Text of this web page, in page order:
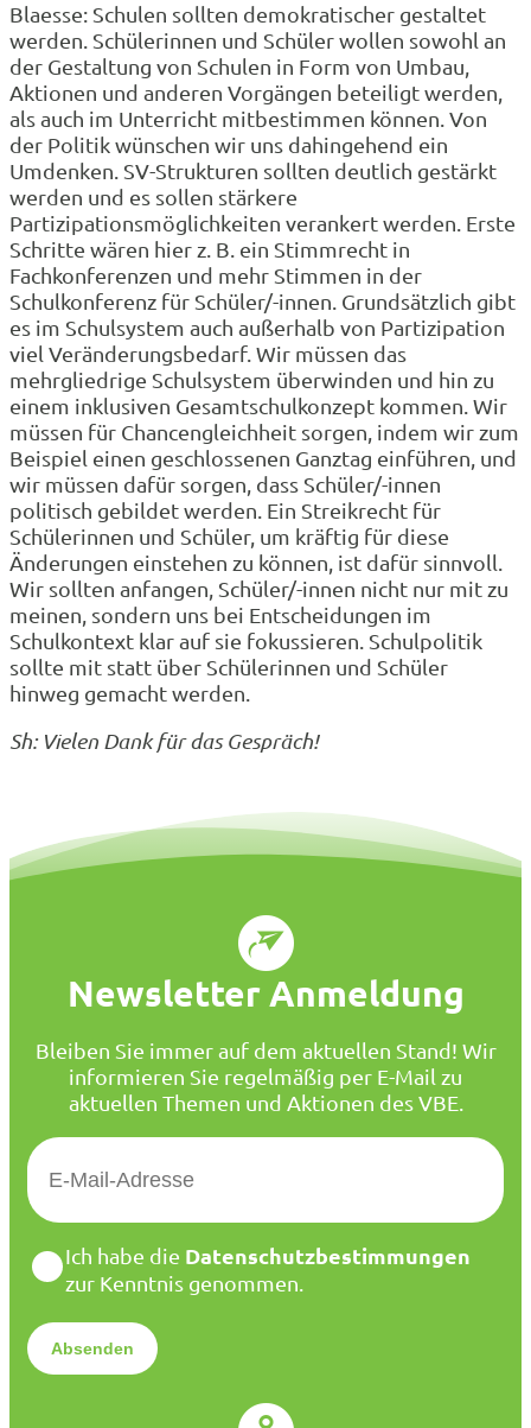
Blaesse: Schulen sollten demokratischer gestaltet
werden. Schülerinnen und Schüler wollen sowohl an
der Gestaltung von Schulen in Form von Umbau,
Aktionen und anderen Vorgängen beteiligt werden,
als auch im Unterricht mitbestimmen können. Von
der Politik wünschen wir uns dahingehend ein
Umdenken. SV-Strukturen sollten deutlich gestärkt
werden und es sollen stärkere
Partizipationsmöglichkeiten verankert werden. Erste
Schritte wären hier z. B. ein Stimmrecht in
Fachkonferenzen und mehr Stimmen in der
Schulkonferenz für Schüler/-innen. Grundsätzlich gibt
es im Schulsystem auch außerhalb von Partizipation
viel Veränderungsbedarf. Wir müssen das
mehrgliedrige Schulsystem überwinden und hin zu
einem inklusiven Gesamtschulkonzept kommen. Wir
müssen für Chancengleichheit sorgen, indem wir zum
Beispiel einen geschlossenen Ganztag einführen, und
wir müssen dafür sorgen, dass Schüler/-innen
politisch gebildet werden. Ein Streikrecht für
Schülerinnen und Schüler, um kräftig für diese
Änderungen einstehen zu können, ist dafür sinnvoll.
Wir sollten anfangen, Schüler/-innen nicht nur mit zu
meinen, sondern uns bei Entscheidungen im
Schulkontext klar auf sie fokussieren. Schulpolitik
sollte mit statt über Schülerinnen und Schüler
hinweg gemacht werden.
Sh: Vielen Dank für das Gespräch!
Newsletter Anmeldung
Bleiben Sie immer auf dem aktuellen Stand! Wir
informieren Sie regelmäßig per E-Mail zu
aktuellen Themen und Aktionen des VBE.
E
M
*
D
a
e
n
Ich habe die Datenschutzbestimmungen
zur Kenntnis genommen.